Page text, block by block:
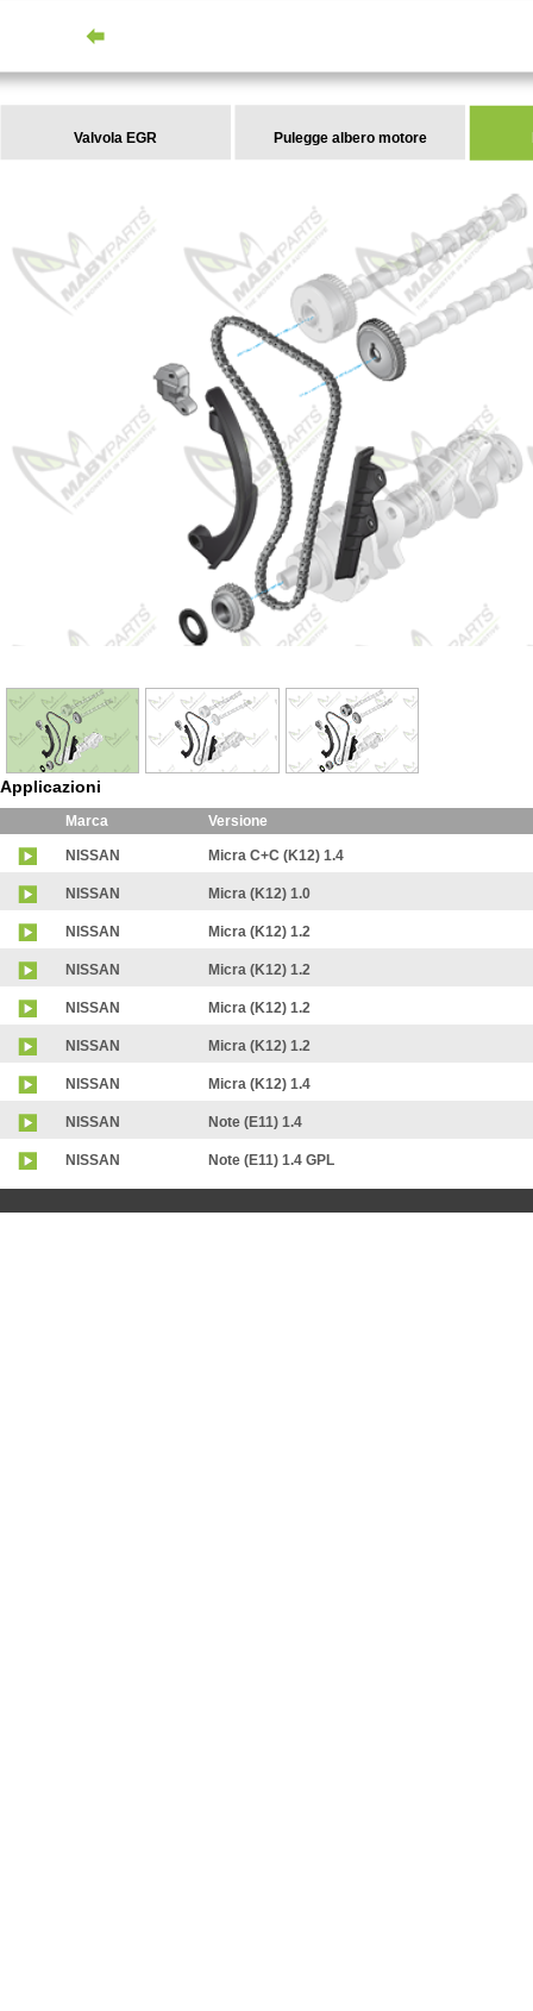
Valvola EGR Pulegge albero motore
Applicazioni
Marca Versione
NISSAN Micra C+C (K12) 1.4
NISSAN Micra (K12) 1.0
NISSAN Micra (K12) 1.2
NISSAN Micra (K12) 1.2
NISSAN Micra (K12) 1.2
NISSAN Micra (K12) 1.2
NISSAN Micra (K12) 1.4
NISSAN Note (E11) 1.4
NISSAN Note (E11) 1.4 GPL